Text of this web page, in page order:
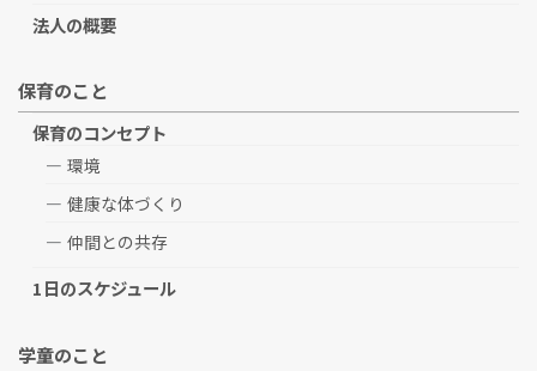
法人の概要
保育のこと
保育のコンセプト
環境
健康な体づくり
仲間との共存
1日のスケジュール
学童のこと